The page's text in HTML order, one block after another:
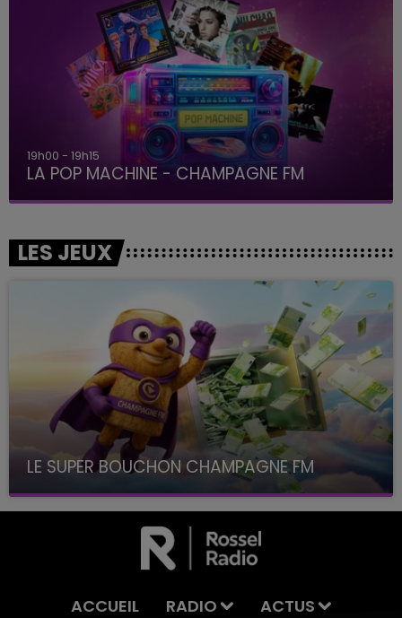
19h00 - 19h15
LA POP MACHINE - CHAMPAGNE FM
LES JEUX
LE SUPER BOUCHON CHAMPAGNE FM
avec La Famille Champagne FM, à 8H10
ACCUEIL RADIO
ACTUS